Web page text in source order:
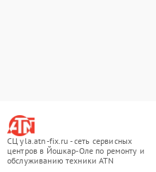
СЦ yla.atn-fix.ru - сеть сервисных
центров в Йошкар-Оле по ремонту и
обслуживанию техники ATN